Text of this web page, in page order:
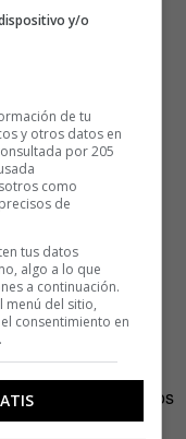
con los
«Desde
joystick en las manos
lo que mas me
y/o
de tu
y otros datos en
por 205
como
de
tus datos
algo a lo que
a continuación.
menú del sitio,
consentimiento en